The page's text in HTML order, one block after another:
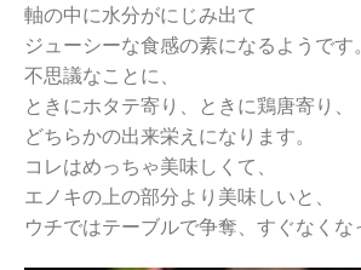
軸の中に水分がにじみ出て
ジューシーな食感の素になるようです。
不思議なことに、
ときにホタテ寄り、ときに鶏唐寄り、
どちらかの出来栄えになります。
コレはめっちゃ美味しくて、
エノキの上の部分より美味しいと、
ウチではテーブルで争奪、すぐなくな